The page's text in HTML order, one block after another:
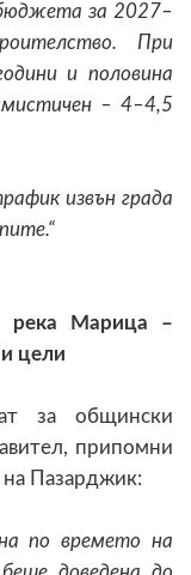
за 2027–
При
и половина
– 4–4,5
извън града
река Марица –
цели
за общински
припомни
на Пазарджик:
по времето на